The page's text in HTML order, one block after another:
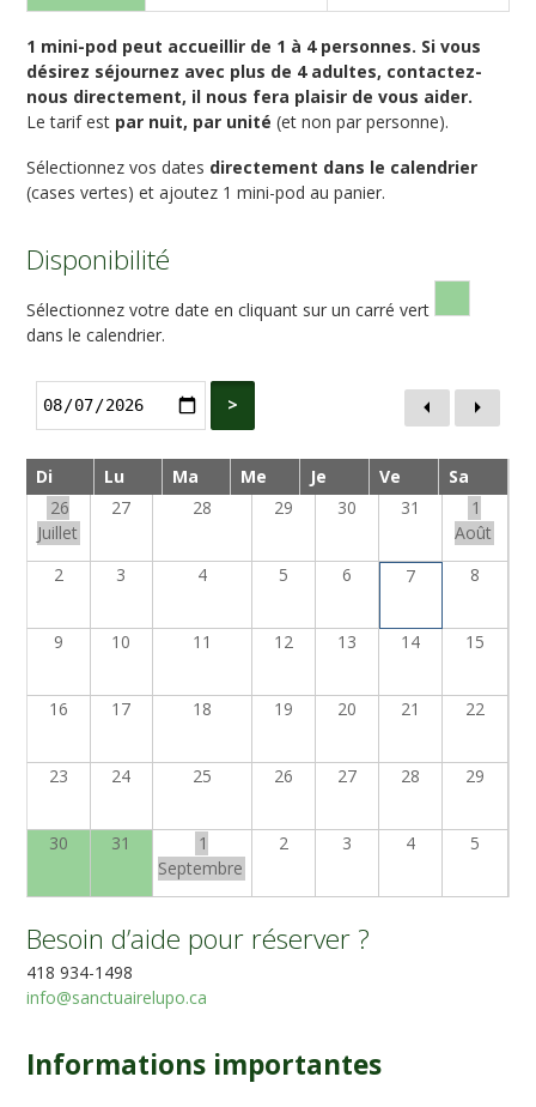
1 mini-pod peut accueillir de 1 à 4 personnes. Si vous
désirez séjournez avec plus de 4 adultes, contactez-
nous directement, il nous fera plaisir de vous aider.
Le tarif est par nuit, par unité (et non par personne).
Sélectionnez vos dates directement dans le calendrier
(cases vertes) et ajoutez 1 mini-pod au panier.
Disponibilité
Sélectionnez votre date en cliquant sur un carré vert
dans le calendrier.
>
Di Lu Ma Me Je Ve
Sa
26
Juillet
27 28 29 30 31
1
Août
2
3 4 5 6 7 8
9 10 11 12 13 14 15
16 17 18 19 20 21 22
23 24 25 26 27 28 29
30 31
1
Septembre
2 3 4 5
Besoin d’aide pour réserver ?
418 934-1498
info@sanctuairelupo.ca
Informations importantes